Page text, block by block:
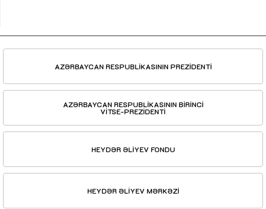
AZƏRBAYCAN RESPUBLİKASININ PREZİDENTİ
AZƏRBAYCAN RESPUBLİKASININ BİRİNCİ
VİTSE-PREZİDENTİ
HEYDƏR ƏLİYEV FONDU
HEYDƏR ƏLİYEV MƏRKƏZİ